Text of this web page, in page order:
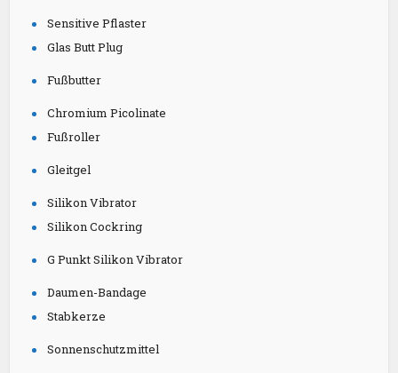
Sensitive Pflaster
Glas Butt Plug
Fußbutter
Chromium Picolinate
Fußroller
Gleitgel
Silikon Vibrator
Silikon Cockring
G Punkt Silikon Vibrator
Daumen-Bandage
Stabkerze
Sonnenschutzmittel